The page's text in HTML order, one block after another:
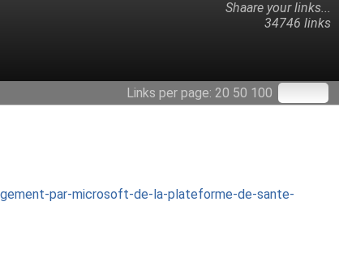
Shaare your links...
34746 links
Links per page: 20 50 100
par-microsoft-de-la-plateforme-de-sante-